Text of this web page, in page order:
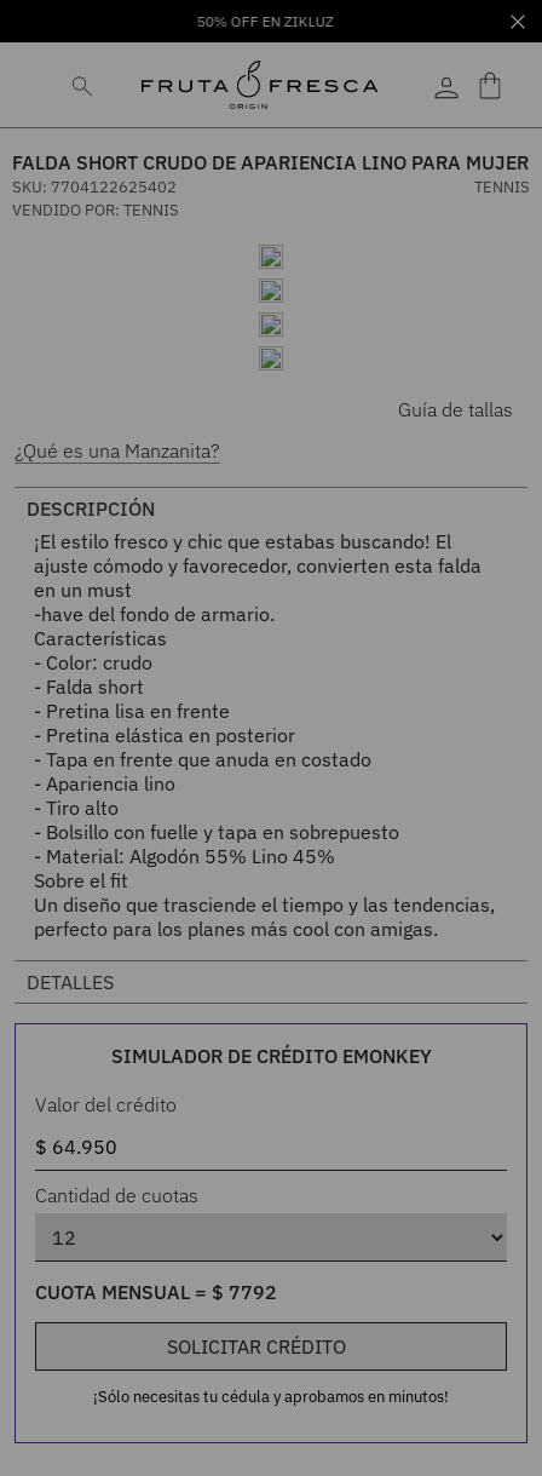
50% OFF EN ZIKLUZ
FALDA SHORT CRUDO DE APARIENCIA LINO PARA MUJER
SKU: 7704122625402
TENNIS
VENDIDO POR: TENNIS
Guía de tallas
¿Qué es una Manzanita?
DESCRIPCIÓN
¡El estilo fresco y chic que estabas buscando! El
ajuste cómodo y favorecedor, convierten esta falda
en un must
-have del fondo de armario.
Características
- Color: crudo
- Falda short
- Pretina lisa en frente
- Pretina elástica en posterior
- Tapa en frente que anuda en costado
- Apariencia lino
- Tiro alto
- Bolsillo con fuelle y tapa en sobrepuesto
- Material: Algodón 55% Lino 45%
Sobre el fit
Un diseño que trasciende el tiempo y las tendencias,
perfecto para los planes más cool con amigas.
DETALLES
SIMULADOR DE CRÉDITO EMONKEY
Valor del crédito
Cantidad de cuotas
CUOTA MENSUAL = $ 7792
SOLICITAR CRÉDITO
¡Sólo necesitas tu cédula y aprobamos en minutos!